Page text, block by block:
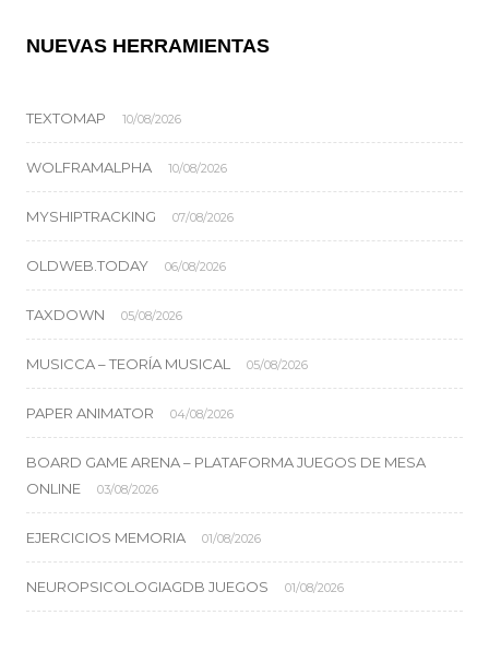
NUEVAS HERRAMIENTAS
TEXTOMAP 10/08/2026
WOLFRAMALPHA 10/08/2026
MYSHIPTRACKING 07/08/2026
OLDWEB.TODAY 06/08/2026
TAXDOWN 05/08/2026
MUSICCA – TEORÍA MUSICAL 05/08/2026
PAPER ANIMATOR 04/08/2026
BOARD GAME ARENA – PLATAFORMA JUEGOS DE MESA
ONLINE
03/08/2026
EJERCICIOS MEMORIA 01/08/2026
NEUROPSICOLOGIAGDB JUEGOS 01/08/2026